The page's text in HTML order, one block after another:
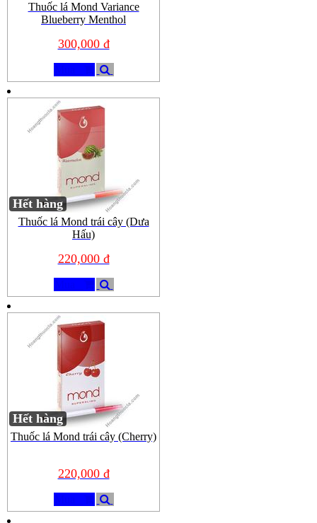
Thuốc lá Mond Variance
Blueberry Menthol
300,000 đ
Hết hàng
Thuốc lá Mond trái cây (Dưa
Hấu)
220,000 đ
Hết hàng
Thuốc lá Mond trái cây (Cherry)
220,000 đ